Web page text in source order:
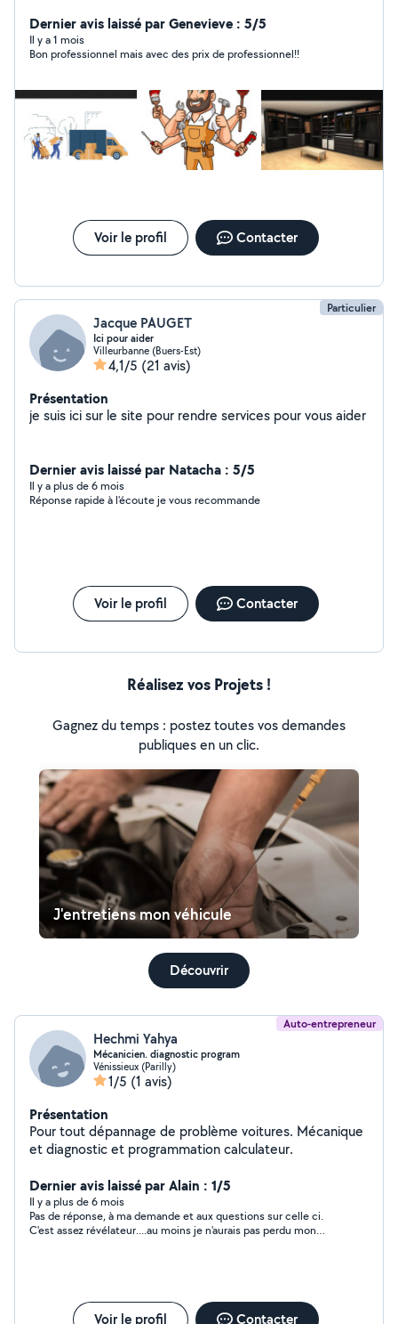
quotidien. N'hésitez pas à me contacter.
Dernier avis laissé par Genevieve : 5/5
Il y a 1 mois
Bon professionnel mais avec des prix de professionnel!!
Voir le profil Contacter
Particulier
Jacque PAUGET
Ici pour aider
Villeurbanne (Buers-Est)
4,1/5 (21 avis)
Présentation
je suis ici sur le site pour rendre services pour vous aider
Dernier avis laissé par Natacha : 5/5
Il y a plus de 6 mois
Réponse rapide à l'écoute je vous recommande
Voir le profil Contacter
Réalisez vos Projets !
Gagnez du temps : postez toutes vos demandes
publiques en un clic.
J'entretiens mon véhicule
Découvrir
Auto-entrepreneur
Hechmi Yahya
Mécanicien. diagnostic program
Vénissieux (Parilly)
1/5 (1 avis)
Présentation
Pour tout dépannage de problème voitures. Mécanique
et diagnostic et programmation calculateur.
Dernier avis laissé par Alain : 1/5
Il y a plus de 6 mois
Pas de réponse, à ma demande et aux questions sur celle ci.
C'est assez révélateur....au moins je n'aurais pas perdu mon
Voir le profil Contacter